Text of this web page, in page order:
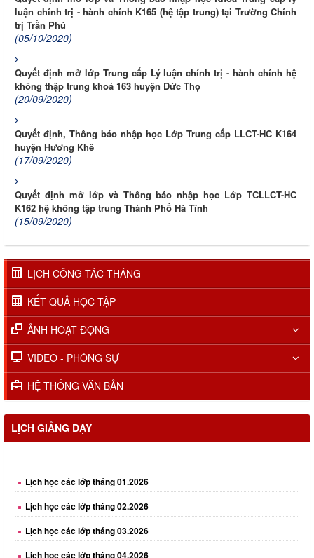
luận chính trị - hành chính K165 (hệ tập trung) tại Trường Chính
trị Trần Phú
(05/10/2020)
Quyết định mở lớp Trung cấp Lý luận chính trị - hành chính hệ
không thập trung khoá 163 huyện Đức Thọ
(20/09/2020)
Quyết định, Thông báo nhập học Lớp Trung cấp LLCT-HC K164
huyện Hương Khê
(17/09/2020)
Quyết định mở lớp và Thông báo nhập học Lớp TCLLCT-HC
K162 hệ không tập trung Thành Phố Hà Tĩnh
(15/09/2020)
LỊCH CÔNG TÁC THÁNG
KẾT QUẢ HỌC TẬP
ẢNH HOẠT ĐỘNG
VIDEO - PHÓNG SỰ
HỆ THỐNG VĂN BẢN
LỊCH GIẢNG DẠY
Lịch học các lớp tháng 02.2026
Lịch học các lớp tháng 03.2026
Lịch học các lớp tháng 04.2026